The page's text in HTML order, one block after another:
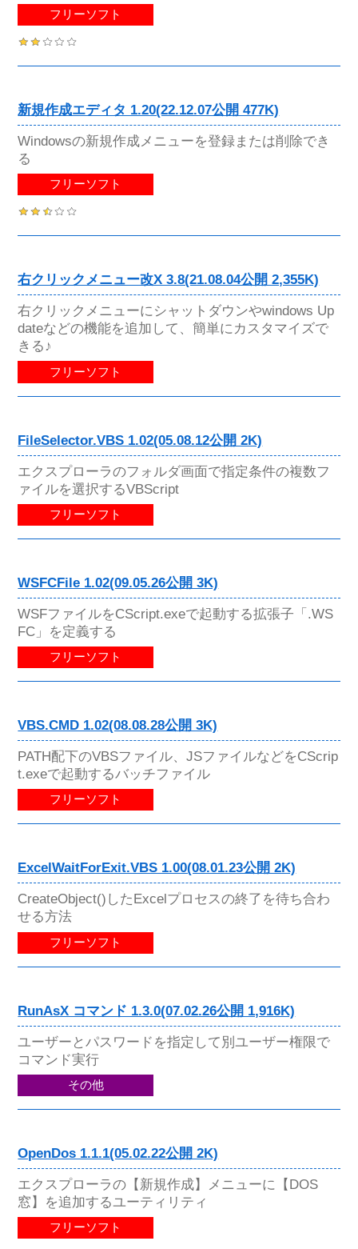
フリーソフト
新規作成エディタ 1.20(22.12.07公開 477K)
Windowsの新規作成メニューを登録または削除でき
る
フリーソフト
右クリックメニュー改X 3.8(21.08.04公開 2,355K)
右クリックメニューにシャットダウンやwindows Up
dateなどの機能を追加して、簡単にカスタマイズで
きる♪
フリーソフト
FileSelector.VBS 1.02(05.08.12公開 2K)
エクスプローラのフォルダ画面で指定条件の複数フ
ァイルを選択するVBScript
フリーソフト
WSFCFile 1.02(09.05.26公開 3K)
WSFファイルをCScript.exeで起動する拡張子「.WS
FC」を定義する
フリーソフト
VBS.CMD 1.02(08.08.28公開 3K)
PATH配下のVBSファイル、JSファイルなどをCScrip
t.exeで起動するバッチファイル
フリーソフト
ExcelWaitForExit.VBS 1.00(08.01.23公開 2K)
CreateObject()したExcelプロセスの終了を待ち合わ
せる方法
フリーソフト
RunAsX コマンド 1.3.0(07.02.26公開 1,916K)
ユーザーとパスワードを指定して別ユーザー権限で
コマンド実行
その他
OpenDos 1.1.1(05.02.22公開 2K)
エクスプローラの【新規作成】メニューに【DOS
窓】を追加するユーティリティ
フリーソフト